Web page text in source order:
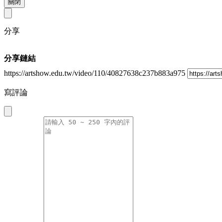
關閉
分享
分享鏈結
https://artshow.edu.tw/video/110/40827638c237b883a975
寫評論